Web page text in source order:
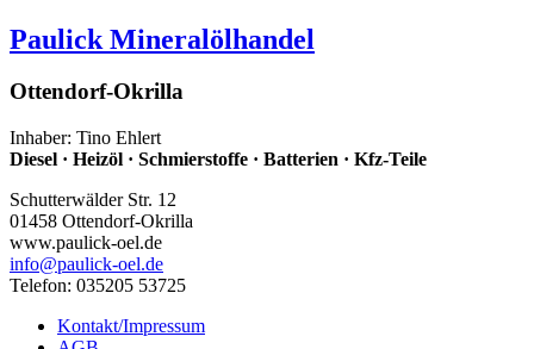
Paulick Mineralölhandel
Ottendorf-Okrilla
Inhaber: Tino Ehlert
Diesel · Heizöl · Schmierstoffe · Batterien · Kfz-Teile
Schutterwälder Str. 12
01458 Ottendorf-Okrilla
www.paulick-oel.de
info@paulick-oel.de
Telefon: 035205 53725
Kontakt/Impressum